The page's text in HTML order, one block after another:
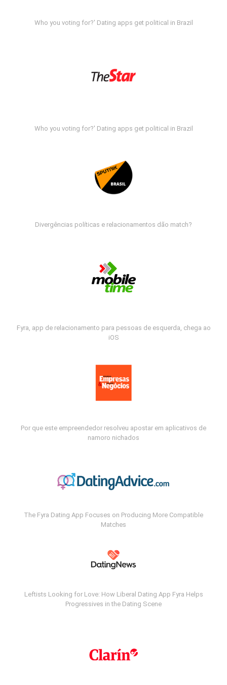
Who you voting for?' Dating apps get political in Brazil
Who you voting for?' Dating apps get political in Brazil
Divergências políticas e relacionamentos dão match?
Fyra, app de relacionamento para pessoas de esquerda, chega ao
iOS
Por que este empreendedor resolveu apostar em aplicativos de
namoro nichados
The Fyra Dating App Focuses on Producing More Compatible
Matches
Leftists Looking for Love: How Liberal Dating App Fyra Helps
Progressives in the Dating Scene